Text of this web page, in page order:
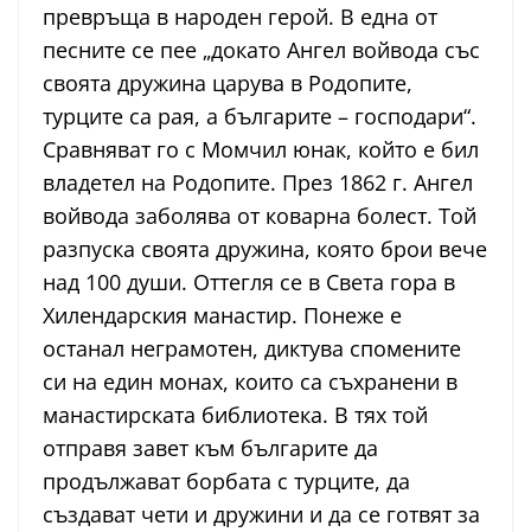
превръща в народен герой. В една от
песните се пее „докато Ангел войвода със
своята дружина царува в Родопите,
турците са рая, а българите – господари“.
Сравняват го с Момчил юнак, който е бил
владетел на Родопите. През 1862 г. Ангел
войвода заболява от коварна болест. Той
разпуска своята дружина, която брои вече
над 100 души. Оттегля се в Света гора в
Хилендарския манастир. Понеже е
останал неграмотен, диктува спомените
си на един монах, които са съхранени в
манастирската библиотека. В тях той
отправя завет към българите да
продължават борбата с турците, да
създават чети и дружини и да се готвят за